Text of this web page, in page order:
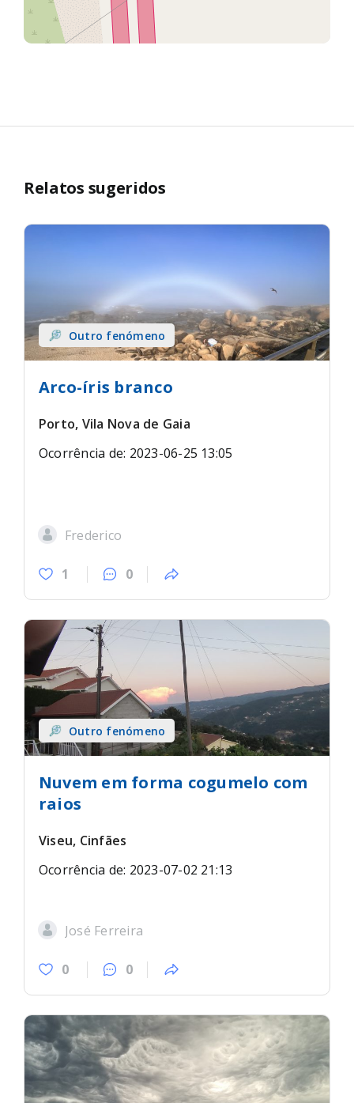
Relatos sugeridos
Outro fenómeno
Arco-íris branco
Porto, Vila Nova de Gaia
Ocorrência de: 2023-06-25 13:05
Frederico
1 0
Outro fenómeno
Nuvem em forma cogumelo com
raios
Viseu, Cinfães
Ocorrência de: 2023-07-02 21:13
José Ferreira
0 0